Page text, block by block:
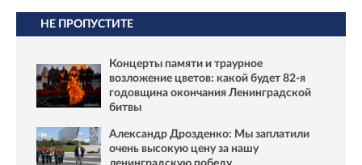
НЕ ПРОПУСТИТЕ
Концерты памяти и траурное
возложение цветов: какой будет 82-я
годовщина окончания Ленинградской
битвы
Александр Дрозденко: Мы заплатили
очень высокую цену за нашу